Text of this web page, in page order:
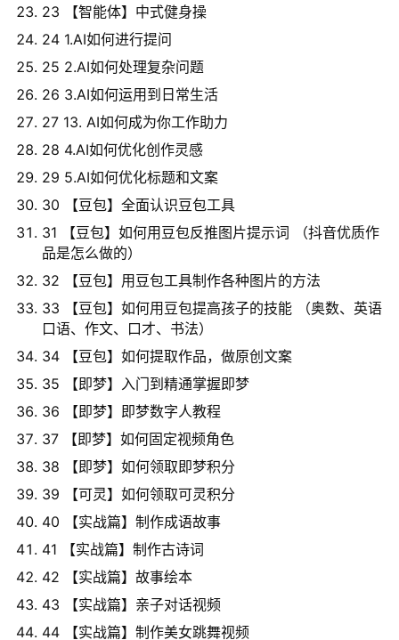
23 【智能体】中式健身操
24 1.AI如何进行提问
25 2.AI如何处理复杂问题
26 3.AI如何运用到日常生活
27 13. AI如何成为你工作助力
28 4.AI如何优化创作灵感
29 5.AI如何优化标题和文案
30 【豆包】全面认识豆包工具
31 【豆包】如何用豆包反推图片提示词 （抖音优质作
品是怎么做的）
32 【豆包】用豆包工具制作各种图片的方法
33 【豆包】如何用豆包提高孩子的技能 （奥数、英语
口语、作文、口才、书法）
34 【豆包】如何提取作品，做原创文案
35 【即梦】入门到精通掌握即梦
36 【即梦】即梦数字人教程
37 【即梦】如何固定视频角色
38 【即梦】如何领取即梦积分
39 【可灵】如何领取可灵积分
40 【实战篇】制作成语故事
41 【实战篇】制作古诗词
42 【实战篇】故事绘本
43 【实战篇】亲子对话视频
44 【实战篇】制作美女跳舞视频